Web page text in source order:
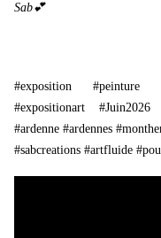
Sab💕
#exposition #peinture
#expositionart
#ardenne #ardennes
#sabcreations #artfluide